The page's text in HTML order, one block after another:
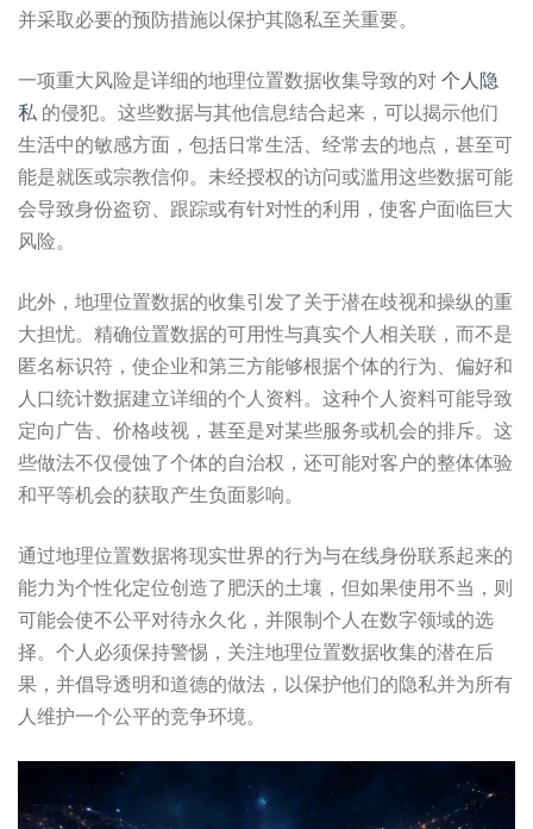
并采取必要的预防措施以保护其隐私至关重要。
一项重大风险是详细的地理位置数据收集导致的对 个人隐
私 的侵犯。这些数据与其他信息结合起来，可以揭示他们
生活中的敏感方面，包括日常生活、经常去的地点，甚至可
能是就医或宗教信仰。未经授权的访问或滥用这些数据可能
会导致身份盗窃、跟踪或有针对性的利用，使客户面临巨大
风险。
此外，地理位置数据的收集引发了关于潜在歧视和操纵的重
大担忧。精确位置数据的可用性与真实个人相关联，而不是
匿名标识符，使企业和第三方能够根据个体的行为、偏好和
人口统计数据建立详细的个人资料。这种个人资料可能导致
定向广告、价格歧视，甚至是对某些服务或机会的排斥。这
些做法不仅侵蚀了个体的自治权，还可能对客户的整体体验
和平等机会的获取产生负面影响。
通过地理位置数据将现实世界的行为与在线身份联系起来的
能力为个性化定位创造了肥沃的土壤，但如果使用不当，则
可能会使不公平对待永久化，并限制个人在数字领域的选
择。个人必须保持警惕，关注地理位置数据收集的潜在后
果，并倡导透明和道德的做法，以保护他们的隐私并为所有
人维护一个公平的竞争环境。